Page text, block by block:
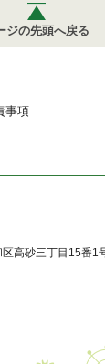
ジの先頭へ戻る
事項
高砂三丁目15番1